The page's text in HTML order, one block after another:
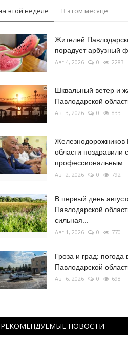
этой неделе В этом месяце
Жителей
порадует арбузный
Авг 4, 2026 0 2283
Шквальный ветер и
Павлодарской
Авг 3, 2026 0 833
Железнодорожников
области поздравили с
профессиональным...
Авг 2, 2026 0 792
В первый день
Павлодарской
сильная...
Авг 1, 2026 0 770
Гроза и град: погода
Павлодарской
Авг 6, 2026 0 698
РЕКОМЕНДУЕМЫЕ НОВОСТИ